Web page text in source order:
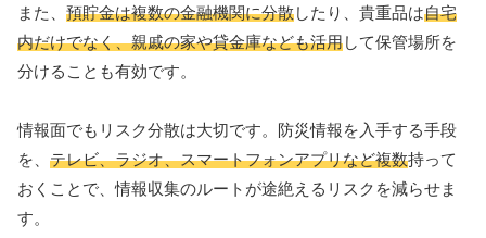
また、 預貯金は複数の金融機関に分散したり、貴重品は自宅
内だけでなく、親戚の家や貸金庫なども活用して保管場所を
分けることも有効です。
情報面でもリスク分散は大切です。防災情報を入手する手段
を、 テレビ、ラジオ、スマートフォンアプリなど複数持って
おくことで、情報収集のルートが途絶えるリスクを減らせま
す。